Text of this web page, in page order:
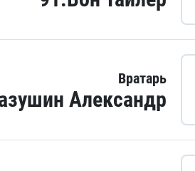
Вратарь
Александр